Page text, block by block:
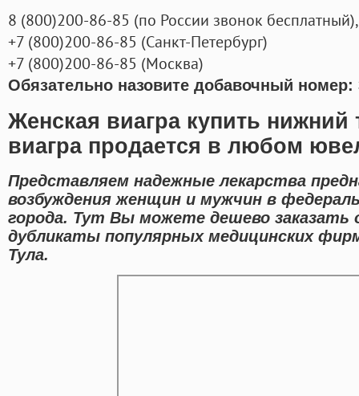
8 (800)200-86-85 (по России звонок бесплатный),
+7 (800)200-86-85 (Санкт-Петербург)
+7 (800)200-86-85 (Москва)
Обязательно назовите добавочный номер:
Женская виагра купить нижний
виагра продается в любом
Представляем надежные лекарства
возбуждения женщин и мужчин в
города. Тут Вы можете дешево заказать
дубликаты популярных медицинских
Тула.